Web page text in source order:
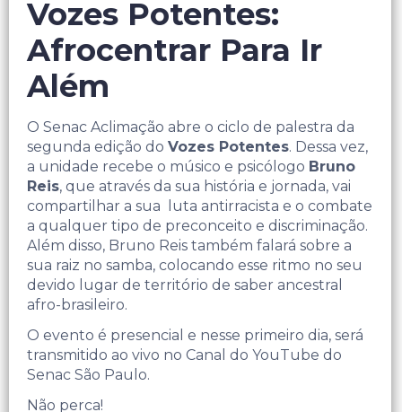
Vozes Potentes:
Afrocentrar Para Ir
Além
O Senac Aclimação abre o ciclo de palestra da
segunda edição do Vozes Potentes. Dessa vez,
a unidade recebe o músico e psicólogo Bruno
Reis, que através da sua história e jornada, vai
compartilhar a sua luta antirracista e o combate
a qualquer tipo de preconceito e discriminação.
Além disso, Bruno Reis também falará sobre a
sua raiz no samba, colocando esse ritmo no seu
devido lugar de território de saber ancestral
afro-brasileiro.
O evento é presencial e nesse primeiro dia, será
transmitido ao vivo no Canal do YouTube do
Senac São Paulo.
Não perca!